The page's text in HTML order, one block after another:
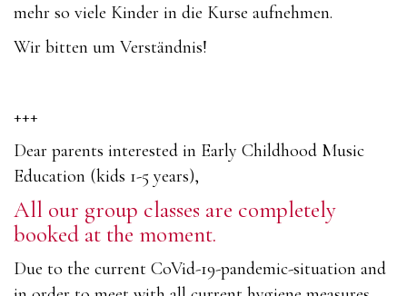
mehr so viele Kinder in die Kurse aufnehmen.
Wir bitten um Verständnis!
+++
Dear parents interested in Early Childhood Music
Education (kids 1-5 years),
All our group classes are completely
booked at the moment.
Due to the current CoVid-19-pandemic-situation and